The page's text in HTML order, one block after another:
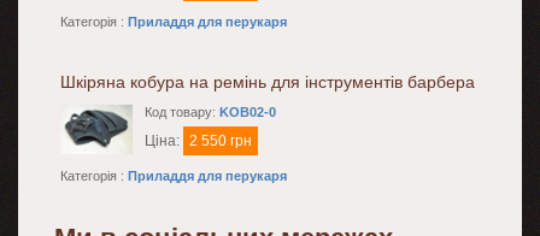
Категорія : Приладдя для перукаря
Шкіряна кобура на ремінь для інструментів барбера
Код товару: KOB02-0
Ціна: 2 550 грн
Категорія : Приладдя для перукаря